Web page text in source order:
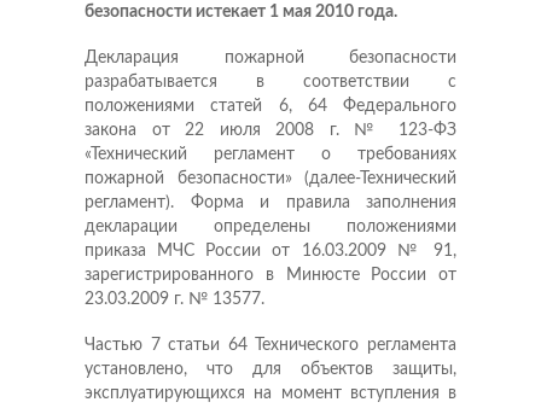
безопасности истекает 1 мая 2010 года.
Декларация пожарной безопасности
разрабатывается в соответствии с
положениями статей 6, 64 Федерального
закона от 22 июля 2008 г. № 123-ФЗ
«Технический регламент о требованиях
пожарной безопасности» (далее-Технический
регламент). Форма и правила заполнения
декларации определены положениями
приказа МЧС России от 16.03.2009 № 91,
зарегистрированного в Минюсте России от
23.03.2009 г. № 13577.
Частью 7 статьи 64 Технического регламента
установлено, что для объектов защиты,
эксплуатирующихся на момент вступления в